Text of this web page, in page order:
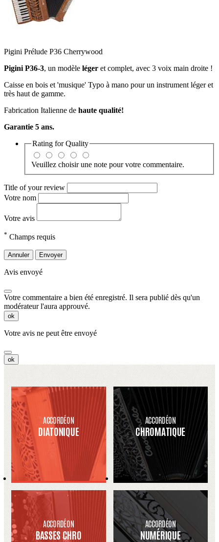
Pigini Prélude P36 Cherrywood
Pigini P36-3, un modèle léger et complet, avec 3 voix main droite !
Caisse en bois et 'musique' Typo à mano pour un instrument léger et
très haut de gamme.
Fabrication Italienne de haute qualité!
Garantie 5 ans.
Rating forQuality
Veuillez choisir une note pour votre commentaire.
Title of your review
Votre nom
Votre avis
* Champs requis
Annuler Envoyer
Avis envoyé
Votre commentaire a bien été enregistré. Il sera publié dès qu'un
modérateur l'aura approuvé.
ok
Votre avis ne peut être envoyé
ok
ACCORDÉON
DIATONIQUE
ACCORDÉON
CHROMATIQUE
ACCORDÉON
BASSES CHRO
ACCORDÉON
NUMÉRIQUE